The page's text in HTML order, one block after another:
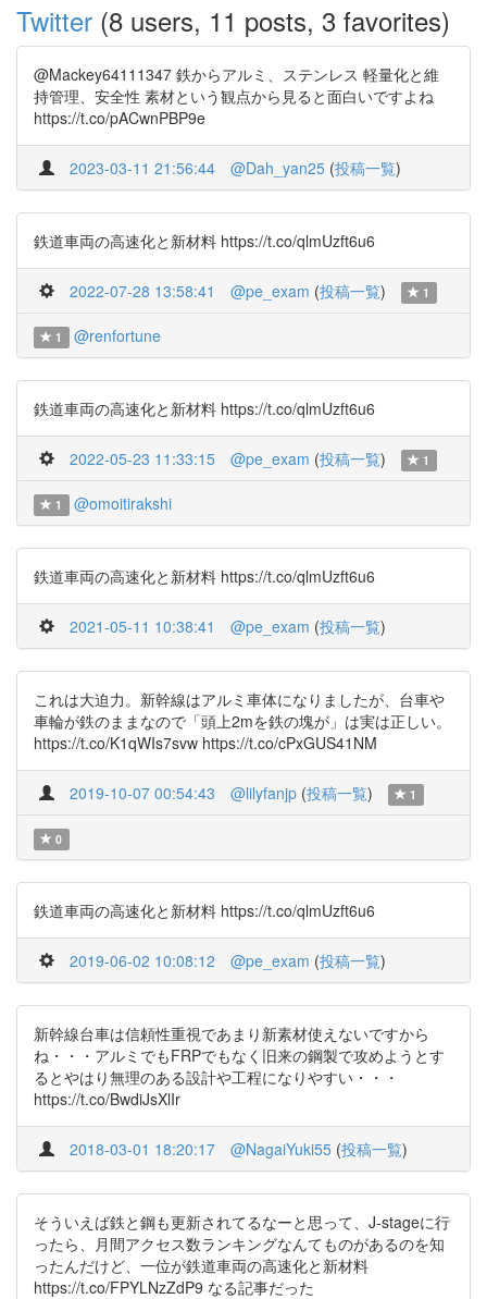
Twitter (8 users, 11 posts, 3 favorites)
@Mackey64111347 鉄からアルミ、ステンレス 軽量化と維
持管理、安全性 素材という観点から見ると面白いですよね
https://t.co/pACwnPBP9e
2023-03-11 21:56:44 @Dah_yan25 (投稿一覧)
鉄道車両の高速化と新材料 https://t.co/qlmUzft6u6
2022-07-28 13:58:41 @pe_exam (投稿一覧) 1
1 @renfortune
鉄道車両の高速化と新材料 https://t.co/qlmUzft6u6
2022-05-23 11:33:15 @pe_exam (投稿一覧) 1
1 @omoitirakshi
鉄道車両の高速化と新材料 https://t.co/qlmUzft6u6
2021-05-11 10:38:41 @pe_exam (投稿一覧)
これは大迫力。新幹線はアルミ車体になりましたが、台車や
車輪が鉄のままなので「頭上2mを鉄の塊が」は実は正しい。
https://t.co/K1qWIs7svw https://t.co/cPxGUS41NM
2019-10-07 00:54:43 @lilyfanjp (投稿一覧) 1
0
鉄道車両の高速化と新材料 https://t.co/qlmUzft6u6
2019-06-02 10:08:12 @pe_exam (投稿一覧)
新幹線台車は信頼性重視であまり新素材使えないですから
ね・・・アルミでもFRPでもなく旧来の鋼製で攻めようとす
るとやはり無理のある設計や工程になりやすい・・・
https://t.co/BwdiJsXlIr
2018-03-01 18:20:17 @NagaiYuki55 (投稿一覧)
そういえば鉄と鋼も更新されてるなーと思って、J-stageに行
ったら、月間アクセス数ランキングなんてものがあるのを知
ったんだけど、一位が鉄道車両の高速化と新材料
https://t.co/FPYLNzZdP9 なる記事だった